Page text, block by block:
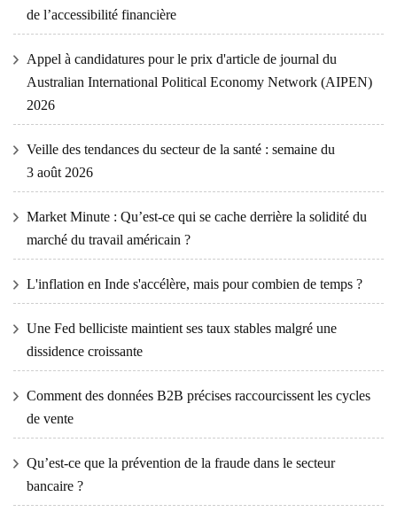
de l’accessibilité financière
Appel à candidatures pour le prix d'article de journal du
Australian International Political Economy Network (AIPEN)
2026
Veille des tendances du secteur de la santé : semaine du
3 août 2026
Market Minute : Qu’est-ce qui se cache derrière la solidité du
marché du travail américain ?
L'inflation en Inde s'accélère, mais pour combien de temps ?
Une Fed belliciste maintient ses taux stables malgré une
dissidence croissante
Comment des données B2B précises raccourcissent les cycles
de vente
Qu’est-ce que la prévention de la fraude dans le secteur
bancaire ?